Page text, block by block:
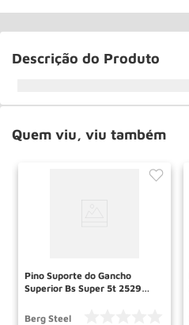
Descrição do Produto
Quem viu, viu também
Pino Suporte do Gancho
Superior Bs Super 5t 2529
Berg Steel